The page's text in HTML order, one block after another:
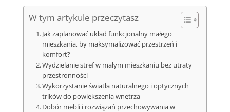
W tym artykule przeczytasz
Jak zaplanować układ funkcjonalny małego
mieszkania, by maksymalizować przestrzeń i
komfort?
Wydzielanie stref w małym mieszkaniu bez utraty
przestronności
Wykorzystanie światła naturalnego i optycznych
trików do powiększenia wnętrza
Dobór mebli i rozwiązań przechowywania w